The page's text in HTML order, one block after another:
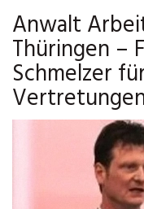
Anwalt
Thüringen –
Schmelzer